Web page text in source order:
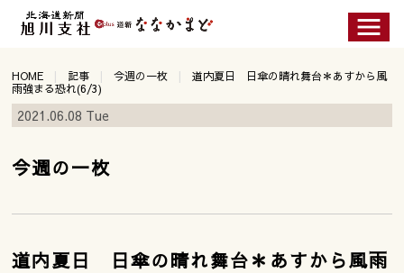
HOME 記事 今週の一枚
道内夏日 日傘の晴れ舞台＊あすから風
雨強まる恐れ(6/3)
2021.06.08 Tue
今週の一枚
道内夏日 日傘の晴れ舞台＊あすから風雨